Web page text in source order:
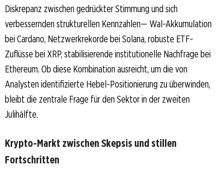
Diskrepanz zwischen gedrückter Stimmung und sich
verbessernden strukturellen Kennzahlen— Wal-Akkumulation
bei Cardano, Netzwerkrekorde bei Solana, robuste ETF-
Zuflüsse bei XRP, stabilisierende institutionelle Nachfrage bei
Ethereum. Ob diese Kombination ausreicht, um die von
Analysten identifizierte Hebel-Positionierung zu überwinden,
bleibt die zentrale Frage für den Sektor in der zweiten
Julihälfte.
Krypto-Markt zwischen Skepsis und stillen
Fortschritten